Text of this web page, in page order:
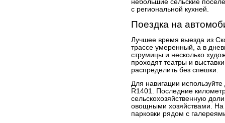
небольшие сельские
с региональной кухней.
Поездка на
Лучшее время выезда из
трассе умеренный, а в
струмицы и несколько
проходят театры и
распределить без спешки.
Для навигации
R1401. Последние
сельскохозяйственную
овощными хозяйствами. На
парковки рядом с